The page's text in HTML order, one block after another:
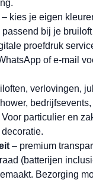
– kies je eigen
bij je
proefdruk
of e-mail
verlovingen,
particulier en
– premium
(batterijen
Bezorging